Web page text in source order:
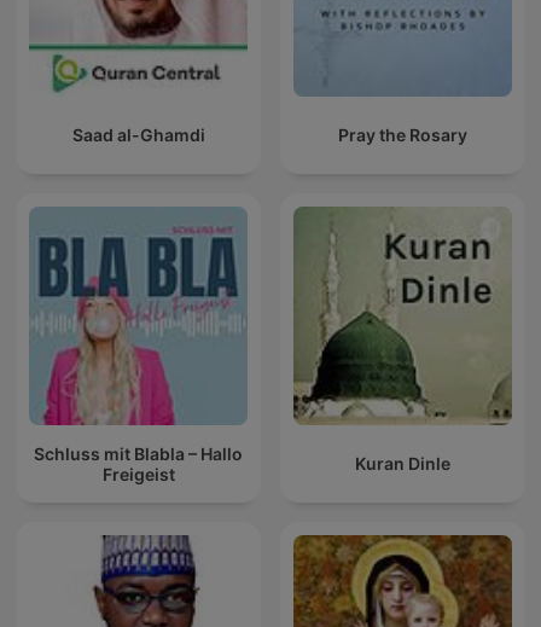
Saad al-Ghamdi Pray the Rosary
Schluss mit Blabla – Hallo
Freigeist
Kuran Dinle